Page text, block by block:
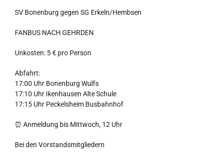
SV Bonenburg gegen SG Erkeln/Hembsen
FANBUS NACH GEHRDEN
Unkosten: 5 € pro Person
Abfahrt:
17:00 Uhr Bonenburg Wulfs
17:10 Uhr Ikenhausen Alte Schule
17:15 Uhr Peckelsheim Busbahnhof
⏰ Anmeldung bis Mittwoch, 12 Uhr
Bei den Vorstandsmitgliedern